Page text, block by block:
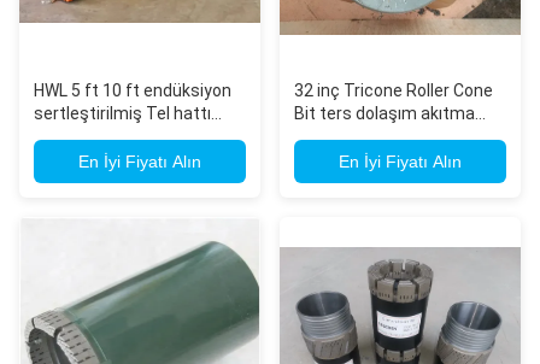
HWL 5 ft 10 ft endüksiyon
sertleştirilmiş Tel hattı
sondaj çekirdeği sondajı
için sondaj çubuğu
En İyi Fiyatı Alın
32 inç Tricone Roller Cone
Bit ters dolaşım akıtma
sondajı için
En İyi Fiyatı Alın